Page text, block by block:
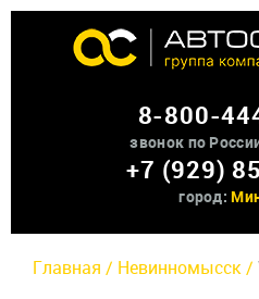
Аренда доп
О
8-800-
звонок по
+7 (929)
город:
Главная / Невинномысск /